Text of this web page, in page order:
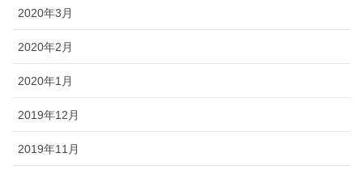
2020年3月
2020年2月
2020年1月
2019年12月
2019年11月